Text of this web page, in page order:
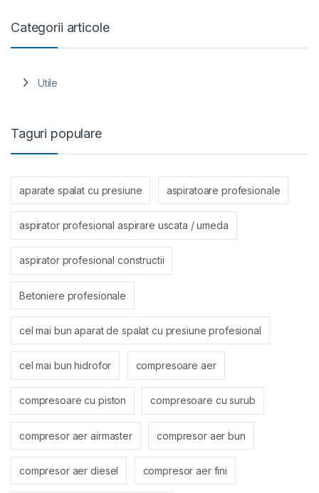
Categorii articole
Utile
Taguri populare
aparate spalat cu presiune aspiratoare profesionale
aspirator profesional aspirare uscata / umeda
aspirator profesional constructii
Betoniere profesionale
cel mai bun aparat de spalat cu presiune profesional
cel mai bun hidrofor compresoare aer
compresoare cu piston compresoare cu surub
compresor aer airmaster compresor aer bun
compresor aer diesel compresor aer fini